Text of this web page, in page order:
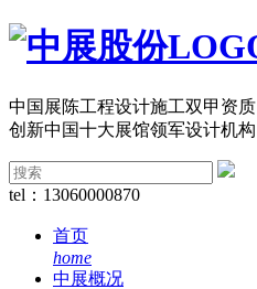
中国展陈工程设计施工双甲资质
创新中国十大展馆领军设计机构
tel：13060000870
首页
home
中展概况